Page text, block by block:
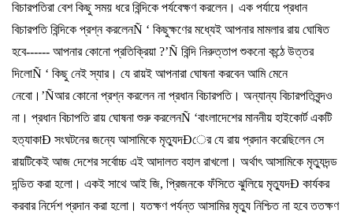
বিচারপতিরা বেশ কিছু সময় ধরে বিন্দিকে পর্যবেক্ষণ করলেন। এক পর্যায়ে প্রধান
বিচারপতি বিন্দিকে প্রশ্ন করলেনÑ ‘ কিছুক্ষণের মধ্যেই আপনার মামলার রায় ঘোষিত
হবে------ আপনার কোনো প্রতিক্রিয়া ?’Ñ বিন্দি নিরুত্তাপ শুকনো কন্ঠে উত্তর
দিলোÑ ‘ কিছু নেই স্যার। যে রায়ই আপনারা ঘোষনা করবেন আমি মেনে
নেবো। ’Ñআর কোনো প্রশ্ন করলেন না প্রধান বিচারপতি। অন্যান্য বিচারপতিবৃন্দও
না। প্রধান বিচাপতি রায় ঘোষনা শুরু করলেনÑ ‘বাংলাদেশের মাননীয় হাইকোর্ট একটি
হত্যাকাÐ সংঘটনের জন্যে আসামিকে মৃত্যুদÐের যে রায় প্রদান করেছিলেন সে
রায়টিকেই আজ দেশের সর্বোচ্চ এই আদালত বহাল রাখলো। অর্থাৎ আসামিকে মৃত্যুদন্ড
দন্ডিতকরা হলো। একই সাথে আই জি, প্রিজনকে ফঁসিতে ঝুলিয়ে মৃত্যুদÐ কার্যকর
করবার নির্দেশ প্রদান করা হলো। যতক্ষণ পর্যন্ত আসামির মৃত্যু নিশ্চিত না হবে ততক্ষণ